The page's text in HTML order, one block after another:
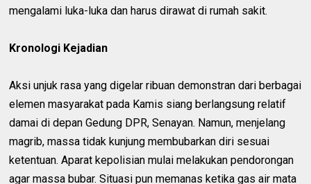
mengalami luka-luka dan harus dirawat di rumah sakit.
Kronologi Kejadian
Aksi unjuk rasa yang digelar ribuan demonstran dari berbagai
elemen masyarakat pada Kamis siang berlangsung relatif
damai di depan Gedung DPR, Senayan. Namun, menjelang
magrib, massa tidak kunjung membubarkan diri sesuai
ketentuan. Aparat kepolisian mulai melakukan pendorongan
agar massa bubar. Situasi pun memanas ketika gas air mata